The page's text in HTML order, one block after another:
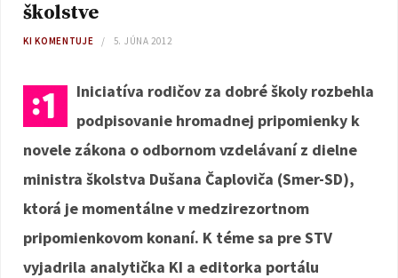
o e
školstve
KI KOMENTUJE 5. JÚNA 2012
Iniciatíva rodičov za dobré školy rozbehla
podpisovanie hromadnej pripomienky k
novele zákona o odbornom vzdelávaní z dielne
ministra školstva Dušana Čaploviča (Smer-SD),
ktorá je momentálne v medzirezortnom
pripomienkovom konaní. K téme sa pre STV
vyjadrila analytička KI a editorka portálu